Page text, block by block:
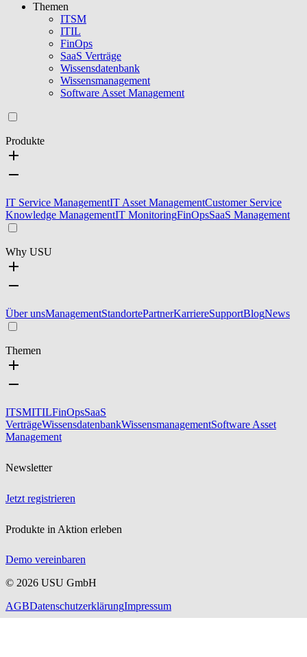
Themen
ITSM
ITIL
FinOps
SaaS Verträge
Wissensdatenbank
Wissensmanagement
Software Asset Management
Produkte
IT Service ManagementIT Asset ManagementCustomer Service
Knowledge ManagementIT MonitoringFinOpsSaaS Management
Why USU
Über unsManagementStandortePartnerKarriereSupportBlogNews
Themen
ITSMITILFinOpsSaaS
VerträgeWissensdatenbankWissensmanagementSoftware Asset
Management
Newsletter
Jetzt registrieren
Produkte in Aktion erleben
Demo vereinbaren
© 2026 USU GmbH
AGBDatenschutzerklärungImpressum